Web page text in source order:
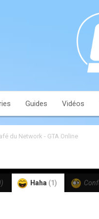
Guides Vidéos
du Network - GTA Online
Haha (1)